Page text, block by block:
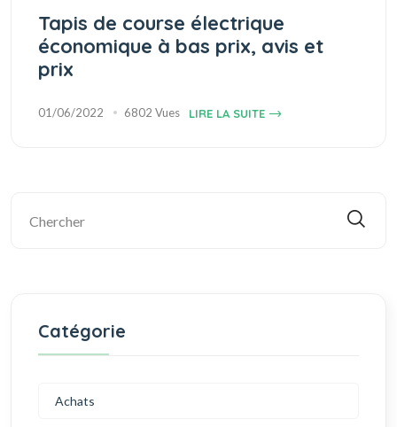
Tapis de course électrique
économique à bas prix, avis et
prix
01/06/2022 6802 Vues LIRE LA SUITE
Catégorie
Achats